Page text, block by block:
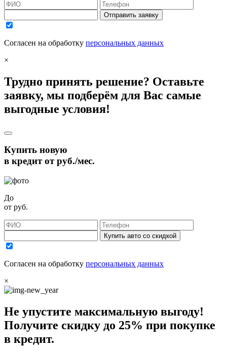
Отправить заявку
Согласен на обработку персональных данных
×
Трудно принять решение? Оставьте
заявку, мы подберём для Вас самые
выгодные условия!
Купить новую
в кредит отруб./мес.
До
от руб.
Купить авто со скидкой
Согласен на обработку персональных данных
×
Не упустите максимальную выгоду!
Получите скидку до 25% при покупке
в кредит.